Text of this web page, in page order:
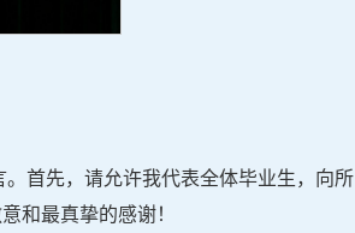
首先，请允许我代表全体毕业生，向所
和最真挚的感谢！